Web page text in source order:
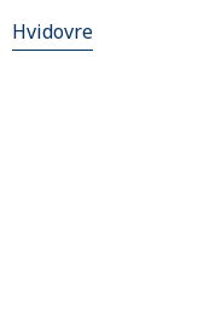
Hvidovre